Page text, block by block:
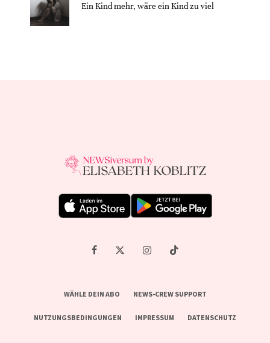
Ein Kind mehr, wäre ein Kind zu viel
WÄHLE DEIN ABO NEWS-CREW SUPPORT
NUTZUNGSBEDINGUNGEN IMPRESSUM DATENSCHUTZ